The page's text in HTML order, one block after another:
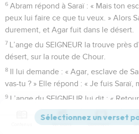
6 Abram répond à Saraï : « Mais ton
peux lui faire ce que tu veux. » Alors
durement, et Agar fuit dans le désert.
7 L’ange du SEIGNEUR la trouve près
désert, sur la route de Chour.
8 Il lui demande : « Agar, esclave de
vas-tu ? » Elle répond : « Je fuis Saraï,
9 L’ange du SEIGNEUR lui dit : «
et obéis-lui. »
L’ange du SEIGNEUR lui dit : « Je
Versions Commentaires